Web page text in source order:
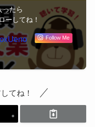
ったら
ーしてね！
Follow Me
てね！